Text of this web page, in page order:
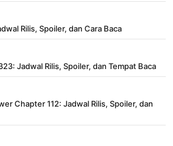
Rilis, Spoiler, dan Cara Baca
Jadwal Rilis, Spoiler, dan Tempat Baca
Chapter 112: Jadwal Rilis, Spoiler, dan